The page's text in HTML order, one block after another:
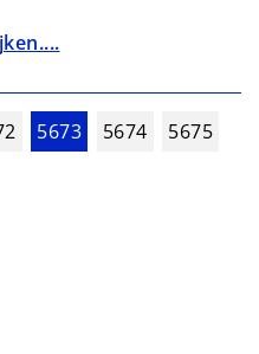
Huidige pagina
5673 Pagina
5674 Pagina
5675